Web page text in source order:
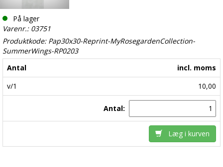
På lager
Varenr.: 03751
Produktkode: Pap30x30-Reprint-MyRosegardenCollection-
SummerWings-RP0203
Antal
incl. moms
v/1
10,00
Antal:
Læg i kurven